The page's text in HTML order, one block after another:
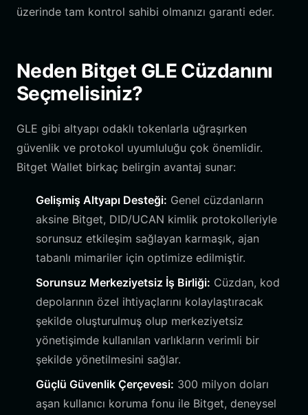
üzerinde tam kontrol sahibi olmanızı garanti eder.
Neden Bitget GLE Cüzdanını
Seçmelisiniz?
GLE gibi altyapı odaklı tokenlarla uğraşırken
güvenlik ve protokol uyumluluğu çok önemlidir.
Bitget Wallet birkaç belirgin avantaj sunar:
Gelişmiş Altyapı Desteği: Genel cüzdanların
aksine Bitget, DID/UCAN kimlik protokolleriyle
sorunsuz etkileşim sağlayan karmaşık, ajan
tabanlı mimariler için optimize edilmiştir.
Sorunsuz Merkeziyetsiz İş Birliği: Cüzdan, kod
depolarının özel ihtiyaçlarını kolaylaştıracak
şekilde oluşturulmuş olup merkeziyetsiz
yönetişimde kullanılan varlıkların verimli bir
şekilde yönetilmesini sağlar.
Güçlü Güvenlik Çerçevesi: 300 milyon doları
aşan kullanıcı koruma fonu ile Bitget, deneysel